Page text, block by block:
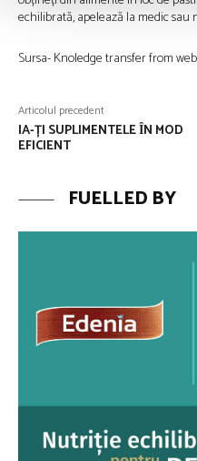
echilibrată, apelează la medic
Sursa- Knoledge transfer from
Articolul precedent
IA-ȚI SUPLIMENTELE ȊN MOD
EFICIENT
FUELLED BY